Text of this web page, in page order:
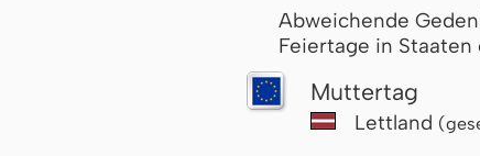
Abweichende
Feiertage in Staaten
Muttertag
Lettland